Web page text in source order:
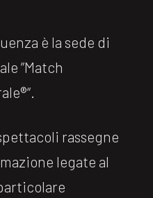
è la sede di
”Match
rassegne
legate al